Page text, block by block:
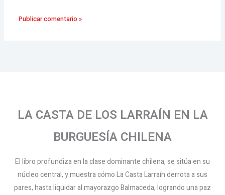
LA CASTA DE LOS LARRAÍN EN LA
BURGUESÍA CHILENA
El libro profundiza en la clase dominante chilena, se sitúa en su
núcleo central, y muestra cómo La Casta Larraín derrota a sus
pares, hasta liquidar al mayorazgo Balmaceda, logrando una paz